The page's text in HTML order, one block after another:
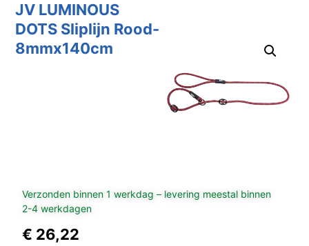
JV LUMINOUS
DOTS Sliplijn Rood-
8mmx140cm
Verzonden binnen 1 werkdag – levering meestal binnen
2-4 werkdagen
€ 26,22